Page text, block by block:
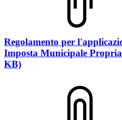
Regolamento per
Imposta Municipale
KB)